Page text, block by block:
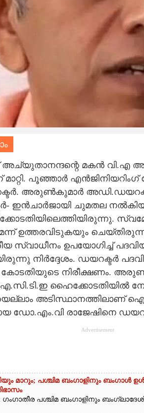
അച്യുതാനന്ദന്റെ മകൻ
പൂഞ്ഞാർ
അരുൺകുമാർ
ഇൻചാർജായി ചുമതല
ഉത്തരവിടുകയും
സ്വാധീനം ഉപയോഗിച്ച്
നിർദ്ദേശം. ഡയറക്ടർ
നിരീക്ഷണം.
ഹൈക്കോടതിയിൽ
അടിസ്ഥാനത്തിലാണ്
ഡോ.എം.വി രാജേഷിനെ
Advertisement
മാറും; പശ്ചിമ ബംഗാളിനും ബംഗാൾ
പശ്ചിമ ബംഗാളിനും